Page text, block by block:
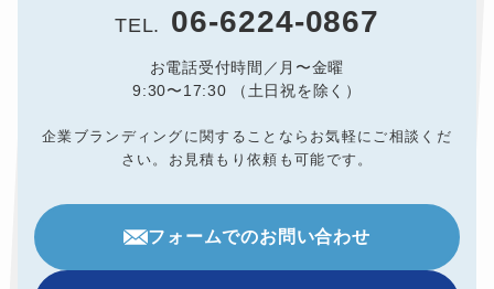
TEL. 06-6224-0867
お電話受付時間／月〜金曜
9:30〜17:30 （土日祝を除く）
企業ブランディングに関することならお気軽にご相談くだ
さい。 お見積もり依頼も可能です。
フォームでのお問い合わせ